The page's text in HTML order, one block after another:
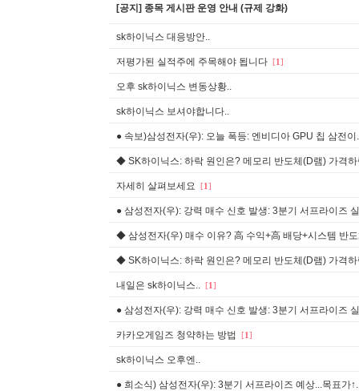
[공지] 종목 게시판 운영 안내 (규제 강화)
sk하이닉스 대응방안..
저평가된 실적주에 주목해야 됩니다 [1]
오후 sk하이닉스 변동상황..
sk하이닉스 보셔야합니다..
● 속보)삼성전자(우): 오늘 폭등: 엔비디아 GPU 칩 삼전이
◆ SK하이닉스: 하락 원인은? 메모리 반도체(D램) 가격하
자세히 살펴보세요 [1]
● 삼성전자(우): 강력 매수 신호 발생: 3분기 서프라이즈
◆ 삼성전자(우) 매수 이유? 高 수익+高 배당+시스템 반도
◆ SK하이닉스: 하락 원인은? 메모리 반도체(D램) 가격하
내일은 sk하이닉스.. [1]
● 삼성전자(우): 강력 매수 신호 발생: 3분기 서프라이즈
카카오게임즈 청약하는 방법 [1]
sk하이닉스 오후엔..
● 희소식) 삼성전자(우): 3분기 서프라이즈 예상...목표가